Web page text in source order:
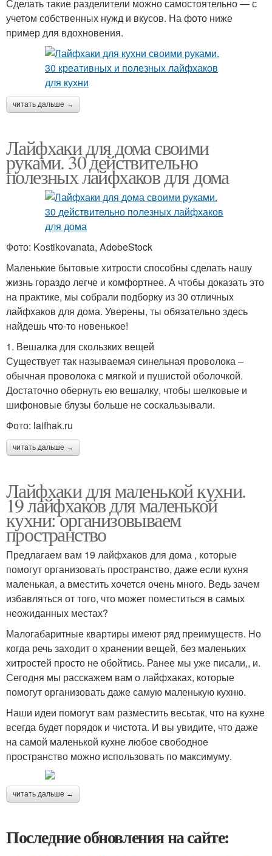
Сделать такие разделители можно самостоятельно — с
учетом собственных нужд и вкусов. На фото ниже
пример для вдохновения.
читать дальше →
Лайфхаки для дома своими
руками. 30 действительно
полезных лайфхаков для дома
Фото: Kostikovanata, AdobeStock
Маленькие бытовые хитрости способны сделать нашу
жизнь гораздо легче и комфортнее. А чтобы доказать это
на практике, мы собрали подборку из 30 отличных
лайфхаков для дома. Уверены, ты обязательно здесь
найдешь что-то новенькое!
1. Вешалка для скользких вещей
Существует так называемая синельная проволока –
обычная проволока с мягкой и пушистой оболочкой.
Достаточно обернуть ею вешалку, чтобы шелковые и
шифоновые блузы больше не соскальзывали.
Фото: laifhak.ru
читать дальше →
Лайфхаки для маленькой кухни.
19 лайфхаков для маленькой
кухни: организовываем
пространство
Предлагаем вам 19 лайфхаков для дома , которые
помогут организовать пространство, даже если кухня
маленькая, а вместить хочется очень много. Ведь зачем
избавляться от того, что может поместиться в самых
неожиданных местах?
Малогабаритные квартиры имеют ряд преимуществ. Но
когда речь заходит о хранении вещей, без маленьких
хитростей просто не обойтись. Ранее мы уже писали,, и.
Сегодня мы расскажем вам о лайфхаках, которые
помогут организовать даже самую маленькую кухню.
Наши идеи помогут вам разместить весьтак, что на кухне
всегда будет порядок и чистота. И вы увидите, что даже
на самой маленькой кухне любое свободное
пространство можно использовать по максимуму.
читать дальше →
Последние обновления на сайте: